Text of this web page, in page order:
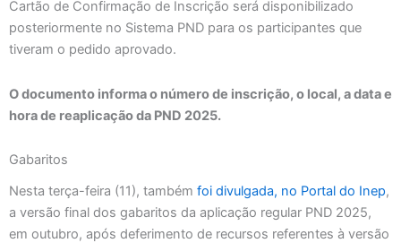
Cartão de Confirmação de Inscrição será disponibilizado
posteriormente no Sistema PND para os participantes que
tiveram o pedido aprovado.
O documento informa o número de inscrição, o local, a data e
hora de reaplicação da PND 2025.
Gabaritos
Nesta terça-feira (11), também foi divulgada, no Portal do Inep,
a versão final dos gabaritos da aplicação regular PND 2025,
em outubro, após deferimento de recursos referentes à versão